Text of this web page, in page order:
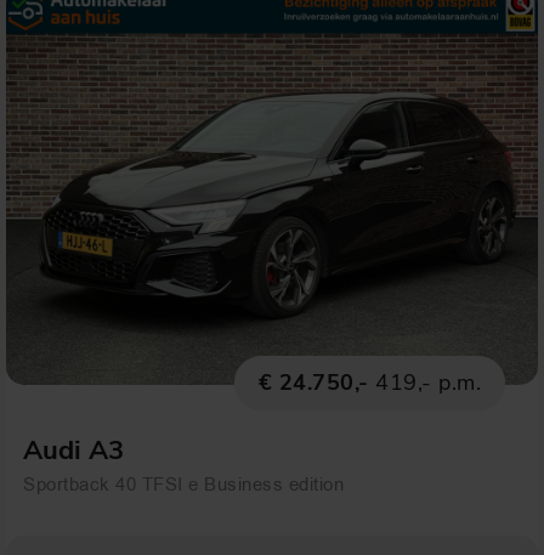
€ 24.750,- 419,- p.m.
Audi A3
Sportback 40 TFSI e Business edition